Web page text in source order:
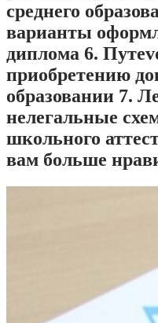
среднего
варианты
диплома 6.
приобретению
образовании 7.
нелегальные
школьного
вам больше